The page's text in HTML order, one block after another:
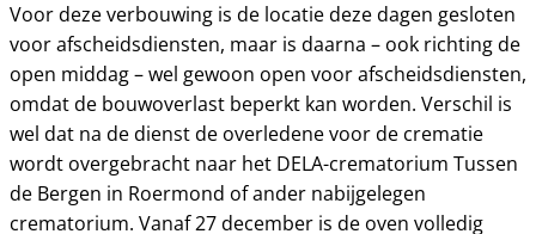
Voor deze verbouwing is de locatie deze dagen gesloten
voor afscheidsdiensten, maar is daarna – ook richting de
open middag – wel gewoon open voor afscheidsdiensten,
omdat de bouwoverlast beperkt kan worden. Verschil is
wel dat na de dienst de overledene voor de crematie
wordt overgebracht naar het DELA-crematorium Tussen
de Bergen in Roermond of ander nabijgelegen
crematorium. Vanaf 27 december is de oven volledig